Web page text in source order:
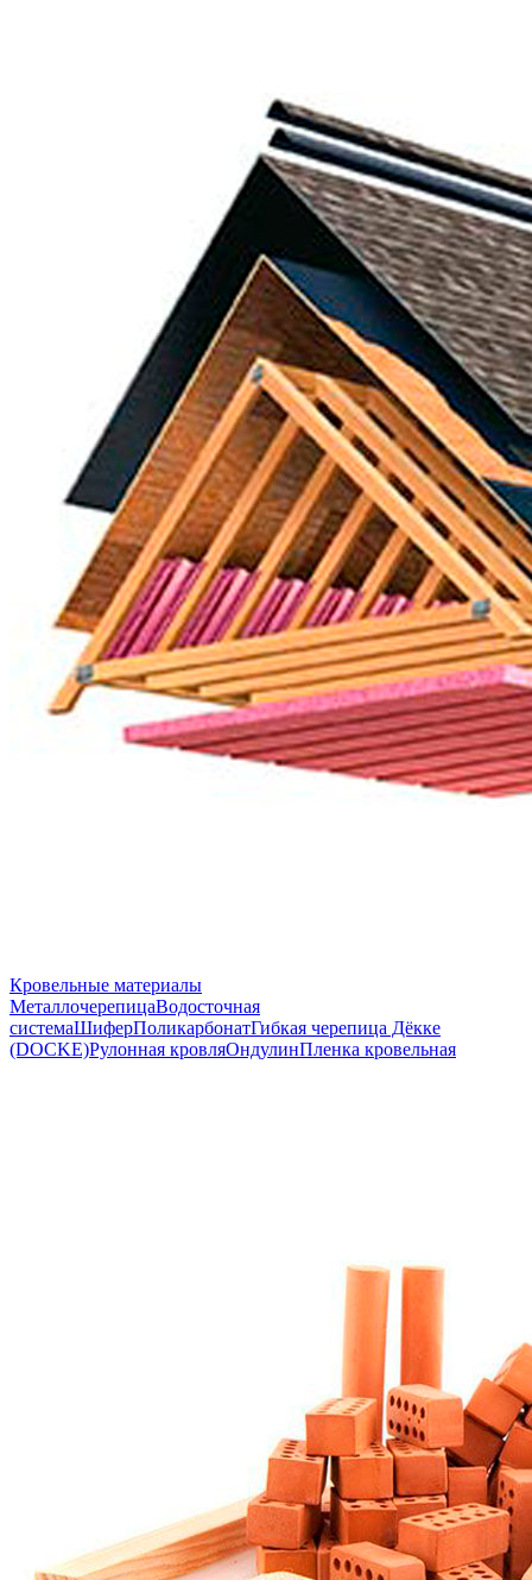
Кровельные материалы
МеталлочерепицаВодосточная
системаШиферПоликарбонатГибкая черепица Дёкке
(DOCKE)Рулонная кровляОндулинПленка кровельная